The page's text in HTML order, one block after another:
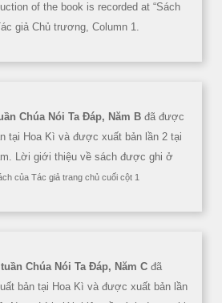
of the book is recorded at “Sách
giả Chủ trương, Column 1.
Chúa Nói Ta Đáp, Năm B đã được
tại Hoa Kì và được xuất bản lần 2 tại
Lời giới thiệu về sách được ghi ở
của Tác giả trang chủ cuối cột 1
tuần Chúa Nói Ta Đáp, Năm C đã
bản tại Hoa Kì và được xuất bản lần